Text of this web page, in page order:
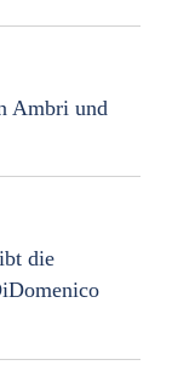
Ambri und
die